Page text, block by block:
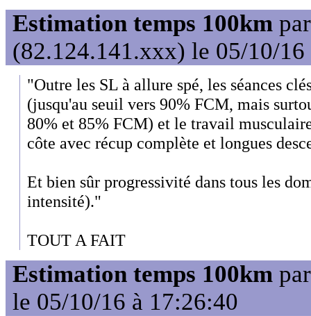
Estimation temps 100km
(82.124.141.xxx) le 05/10/16
"Outre les SL à allure spé, les séances
(jusqu'au seuil vers 90% FCM, mais
80% et 85% FCM) et le travail
côte avec récup complète et longues
Et bien sûr progressivité dans tous les
intensité)."
TOUT A FAIT
Estimation temps 100km
le 05/10/16 à 17:26:40